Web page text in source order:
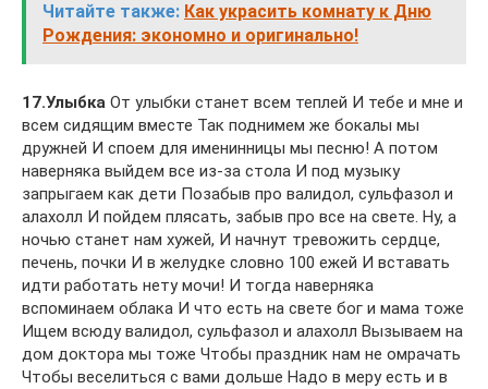
Читайте также: Как украсить комнату к Дню
Рождения: экономно и оригинально!
17.Улыбка От улыбки станет всем теплей И тебе и мне и
всем сидящим вместе Так поднимем же бокалы мы
дружней И споем для именинницы мы песню! А потом
наверняка выйдем все из-за стола И под музыку
запрыгаем как дети Позабыв про валидол, сульфазол и
алахолл И пойдем плясать, забыв про все на свете. Ну, а
ночью станет нам хужей, И начнут тревожить сердце,
печень, почки И в желудке словно 100 ежей И вставать
идти работать нету мочи! И тогда наверняка
вспоминаем облака И что есть на свете бог и мама тоже
Ищем всюду валидол, сульфазол и алахолл Вызываем на
дом доктора мы тоже Чтобы праздник нам не омрачать
Чтобы веселиться с вами дольше Надо в меру есть и в